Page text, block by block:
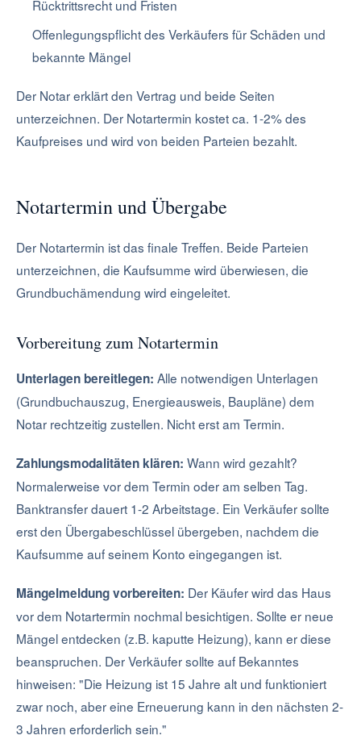
Rücktrittsrecht und Fristen
Offenlegungspflicht des Verkäufers für Schäden und
bekannte Mängel
Der Notar erklärt den Vertrag und beide Seiten
unterzeichnen. Der Notartermin kostet ca. 1-2% des
Kaufpreises und wird von beiden Parteien bezahlt.
Notartermin und Übergabe
Der Notartermin ist das finale Treffen. Beide Parteien
unterzeichnen, die Kaufsumme wird überwiesen, die
Grundbuchämendung wird eingeleitet.
Vorbereitung zum Notartermin
Unterlagen bereitlegen: Alle notwendigen Unterlagen
(Grundbuchauszug, Energieausweis, Baupläne) dem
Notar rechtzeitig zustellen. Nicht erst am Termin.
Zahlungsmodalitäten klären: Wann wird gezahlt?
Normalerweise vor dem Termin oder am selben Tag.
Banktransfer dauert 1-2 Arbeitstage. Ein Verkäufer sollte
erst den Übergabeschlüssel übergeben, nachdem die
Kaufsumme auf seinem Konto eingegangen ist.
Mängelmeldung vorbereiten: Der Käufer wird das Haus
vor dem Notartermin nochmal besichtigen. Sollte er neue
Mängel entdecken (z.B. kaputte Heizung), kann er diese
beanspruchen. Der Verkäufer sollte auf Bekanntes
hinweisen: "Die Heizung ist 15 Jahre alt und funktioniert
zwar noch, aber eine Erneuerung kann in den nächsten 2-
3 Jahren erforderlich sein."